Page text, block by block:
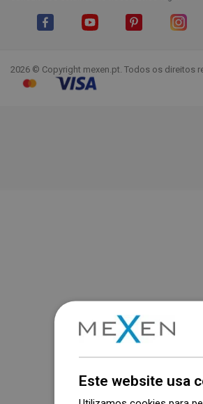
2026 © Copyright mexen.pt. Todos os direitos
Este website usa